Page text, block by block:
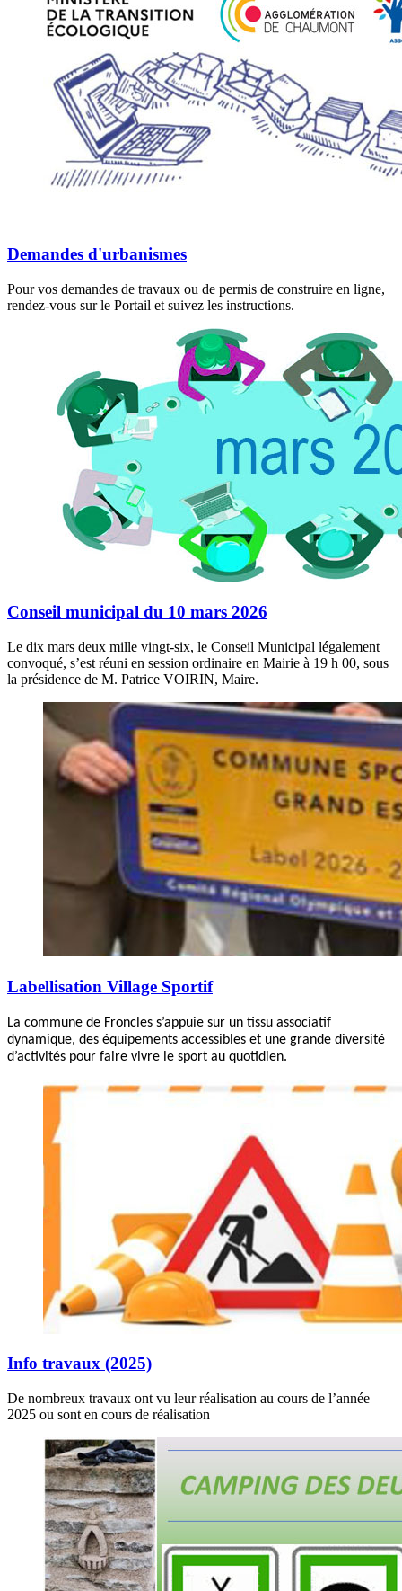
Demandes d'urbanismes
Pour vos demandes de travaux ou de permis de construire en ligne,
rendez-vous sur le Portail et suivez les instructions.
Conseil municipal du 10 mars 2026
Le dix mars deux mille vingt-six, le Conseil Municipal légalement
convoqué, s’est réuni en session ordinaire en Mairie à 19 h 00, sous
la présidence de M. Patrice VOIRIN, Maire.
Labellisation Village Sportif
La commune de Froncles s’appuie sur un tissu associatif
dynamique, des équipements accessibles et une grande diversité
d’activités pour faire vivre le sport au quotidien.
Info travaux (2025)
De nombreux travaux ont vu leur réalisation au cours de l’année
2025 ou sont en cours de réalisation